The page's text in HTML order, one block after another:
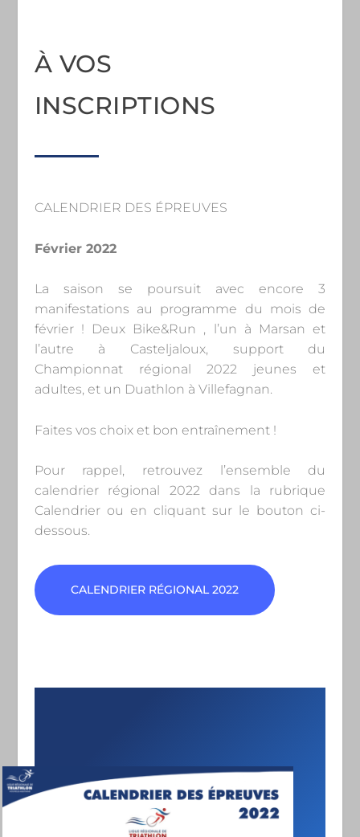
À VOS
INSCRIPTIONS
CALENDRIER DES ÉPREUVES
Février 2022
La saison se poursuit avec encore 3
manifestations au programme du mois de
février ! Deux Bike&Run , l’un à Marsan et
l’autre à Casteljaloux, support du
Championnat régional 2022 jeunes et
adultes, et un Duathlon à Villefagnan.
Faites vos choix et bon entraînement !
Pour rappel, retrouvez l’ensemble du
calendrier régional 2022 dans la rubrique
Calendrier ou en cliquant sur le bouton ci-
dessous.
CALENDRIER RÉGIONAL 2022